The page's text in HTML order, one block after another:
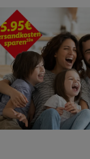
Segmenten). Im
Erfolgsmessung
Sicherung und
Sofern Sie hier
Plus-Konto
Verantwortlichkeit
zu erstellen (die
können, um Sie in
Hierzu wird von